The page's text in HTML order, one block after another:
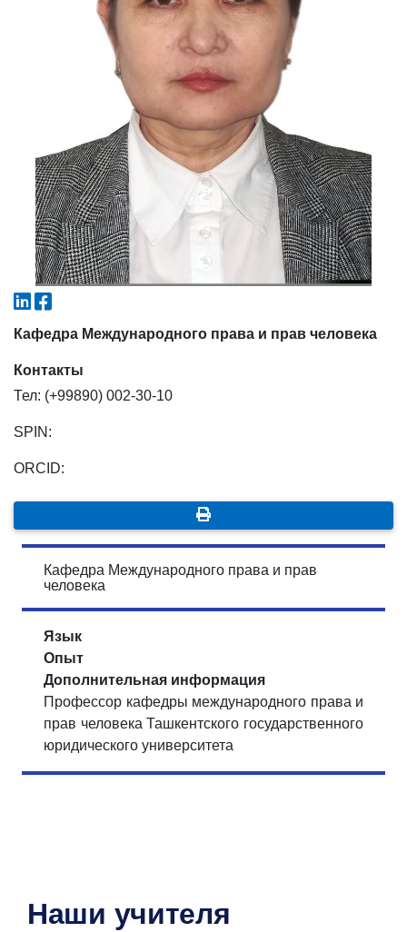
Кафедра Международного права и прав человека
Контакты
Тел: (+99890) 002-30-10
SPIN:
ORCID:
Кафедра Международного права и прав
человека
Язык
Опыт
Дополнительная информация
Профессор кафедры международного права и
прав человека Ташкентского государственного
юридического университета
Наши учителя
✉️ Написать администратору